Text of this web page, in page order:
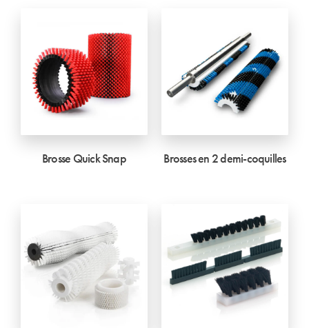
Brosse Quick Snap Brosses en 2 demi-coquilles